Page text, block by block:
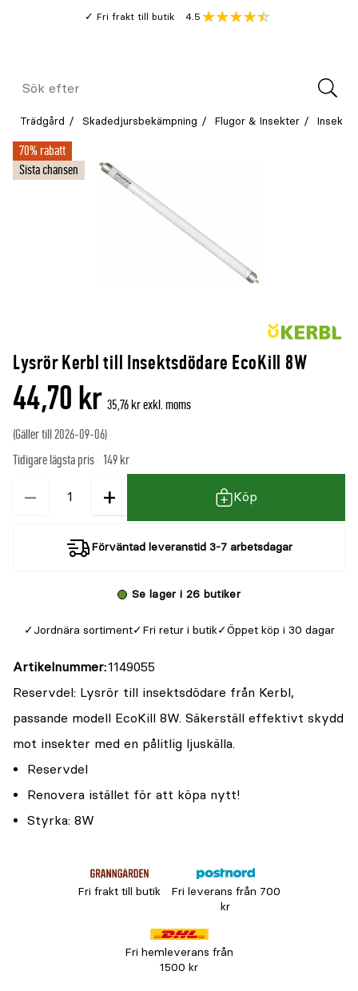
Fri frakt till butik
Genomsnitt
4.5
Meny
Sök
Trädgård Skadedjursbekämpning Flugor & Insekter
Lysrör Kerbl till Insektsdödare EcoKill 8W
44,70 kr 35,76 kr exkl. moms
(Gäller till 2026-09-06)
Tidigare lägsta pris 149 kr
−
Kvantitet + Köp
Förväntad leveranstid 3-7 arbetsdagar
Se lager i 26 butiker
Jordnära sortiment Fri retur i butik Öppet köp i 30 dagar
Artikelnummer 1149055
Reservdel: Lysrör till insektsdödare från Kerbl,
passande modell EcoKill 8W. Säkerställ effektivt skydd
mot insekter med en pålitlig ljuskälla.
Reservdel
Renovera istället för att köpa nytt!
Styrka: 8W
Fri frakt till butik
Fri leverans från 700
kr
Fri hemleverans från
1500 kr
70% rabatt
Sista chansen